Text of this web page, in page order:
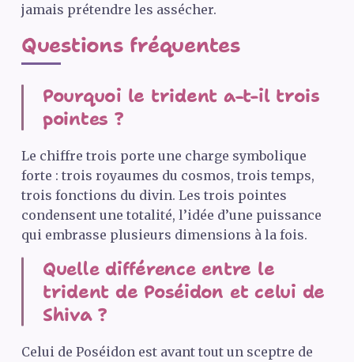
jamais prétendre les assécher.
Questions fréquentes
Pourquoi le trident a-t-il trois
pointes ?
Le chiffre trois porte une charge symbolique
forte : trois royaumes du cosmos, trois temps,
trois fonctions du divin. Les trois pointes
condensent une totalité, l’idée d’une puissance
qui embrasse plusieurs dimensions à la fois.
Quelle différence entre le
trident de Poséidon et celui de
Shiva ?
Celui de Poséidon est avant tout un sceptre de